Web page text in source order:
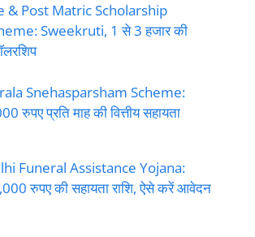
& Post Matric Scholarship
Sweekruti, 1 से 3 हजार की
Snehasparsham Scheme:
रुपए प्रति माह की वित्तीय सहायता
Funeral Assistance Yojana:
रुपए की सहायता राशि, ऐसे करें आवेदन